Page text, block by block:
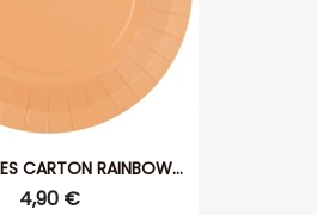
CARTON RAINBOW...
4,90 €